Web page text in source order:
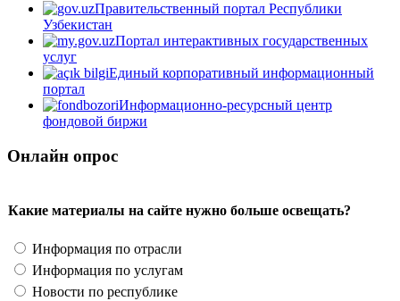
Правительственный портал Республики
Узбекистан
Портал интерактивных государственных
услуг
Единый корпоративный информационный
портал
Информационно-ресурсный центр
фондовой биржи
Онлайн опрос
Какие материалы на сайте нужно больше освещать?
Информация по отрасли
Информация по услугам
Новости по республике